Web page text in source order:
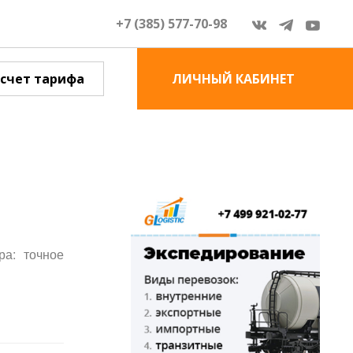
+7 (385) 577-70-98
тарифа ЛИЧНЫЙ КАБИНЕТ
точное